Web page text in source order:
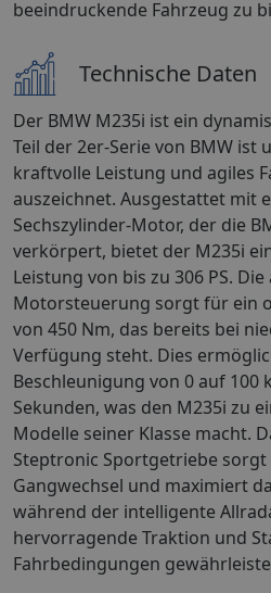
beeindruckende Fahrzeug zu
Technische Daten
Der BMW M235i ist ein
Teil der 2er-Serie von BMW ist
kraftvolle Leistung und agiles
auszeichnet. Ausgestattet mit
Sechszylinder-Motor, der die
verkörpert, bietet der M235i
Leistung von bis zu 306 PS.
Motorsteuerung sorgt für ein
von 450 Nm, das bereits bei
Verfügung steht. Dies
Beschleunigung von 0 auf 100
Sekunden, was den M235i zu
Modelle seiner Klasse macht.
Steptronic Sportgetriebe
Gangwechsel und maximiert
während der intelligente
hervorragende Traktion und
Fahrbedingungen